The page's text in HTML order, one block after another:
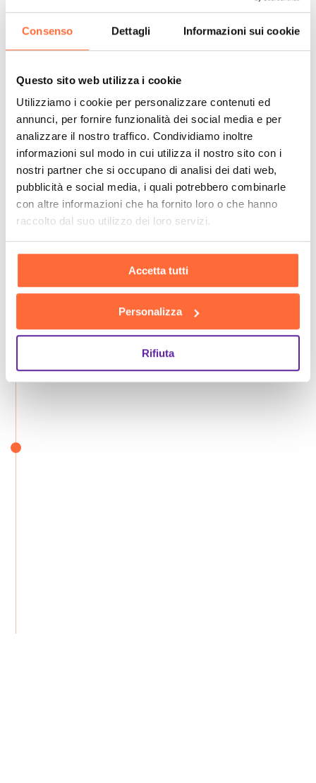
Consenso Dettagli Informazioni sui cookie
Questo sito web utilizza i cookie
Utilizziamo i cookie per personalizzare contenuti ed
annunci, per fornire funzionalità dei social media e per
analizzare il nostro traffico. Condividiamo inoltre
informazioni sul modo in cui utilizza il nostro sito con i
nostri partner che si occupano di analisi dei dati web,
pubblicità e social media, i quali potrebbero combinarle
con altre informazioni che ha fornito loro o che hanno
raccolto dal suo utilizzo dei loro servizi.
Accetta tutti
Personalizza
Rifiuta